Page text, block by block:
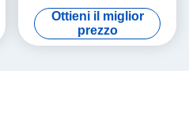
fuso per corpo Gcr15 per
lame
Ottieni il miglior
prezzo